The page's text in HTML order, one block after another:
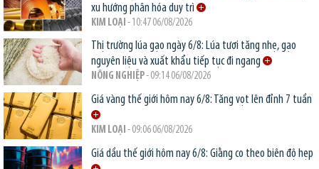
xu hướng phân hóa duy trì
KIM LOẠI - 10:47 06/08/2026
Thị trường lúa gạo ngày 6/8: Lúa tươi tăng nhẹ, gạo
nguyên liệu và xuất khẩu tiếp tục đi ngang
NÔNG NGHIỆP- 09:14 06/08/2026
Giá vàng thế giới hôm nay 6/8: Tăng vọt lên đỉnh 7 tuần
KIM LOẠI - 09:06 06/08/2026
Giá dầu thế giới hôm nay 6/8: Giằng co theo biên độ hẹp